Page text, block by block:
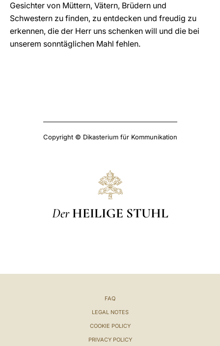
Gesichter von Müttern, Vätern, Brüdern und
Schwestern zu finden, zu entdecken und freudig zu
erkennen, die der Herr uns schenken will und die bei
unserem sonntäglichen Mahl fehlen.
Copyright © Dikasterium für Kommunikation
Der HEILIGE STUHL
FAQ
LEGAL NOTES
COOKIE POLICY
PRIVACY POLICY